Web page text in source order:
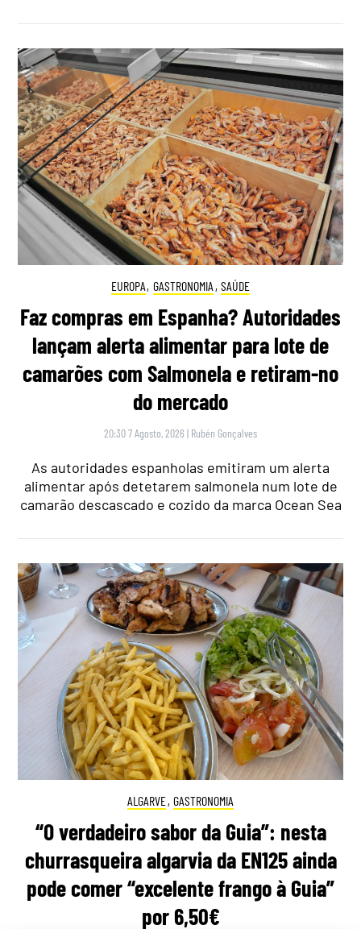
EUROPA, GASTRONOMIA , SAÚDE
Faz compras em Espanha? Autoridades
lançam alerta alimentar para lote de
camarões com Salmonela e retiram-no
do mercado
20:30 7 Agosto, 2026 | Rubén Gonçalves
As autoridades espanholas emitiram um alerta
alimentar após detetarem salmonela num lote de
camarão descascado e cozido da marca Ocean Sea
ALGARVE, GASTRONOMIA
“O verdadeiro sabor da Guia”: nesta
churrasqueira algarvia da EN125 ainda
pode comer “excelente frango à Guia”
por 6,50€